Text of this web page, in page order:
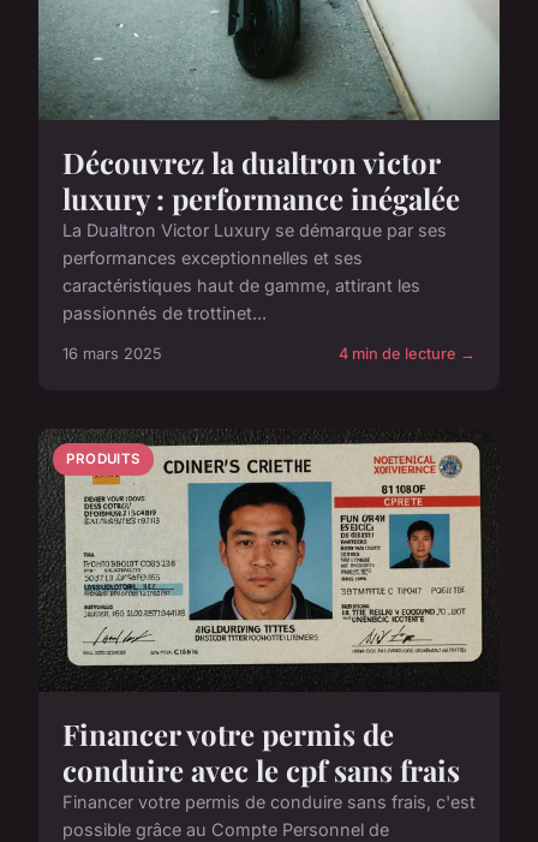
Découvrez la dualtron victor
luxury : performance inégalée
La Dualtron Victor Luxury se démarque par ses
performances exceptionnelles et ses
caractéristiques haut de gamme, attirant les
passionnés de trottinet...
16 mars 2025 4 min de lecture →
PRODUITS
Financer votre permis de
conduire avec le cpf sans frais
Financer votre permis de conduire sans frais, c'est
possible grâce au Compte Personnel de